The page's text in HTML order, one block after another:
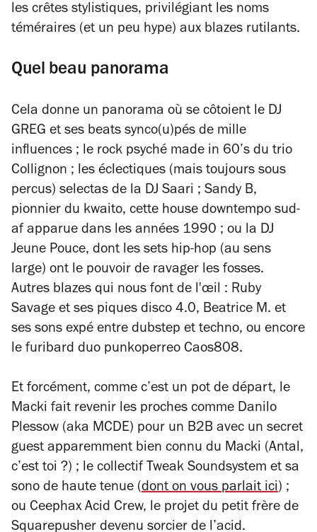
les crêtes stylistiques, privilégiant les noms
téméraires (et un peu hype) aux blazes rutilants.
Quel beau panorama
Cela donne un panorama où se côtoient le DJ
GREG et ses beats synco(u)pés de mille
influences ; le rock psyché made in 60’s du trio
Collignon ; les éclectiques (mais toujours sous
percus) selectas de la DJ Saari ; Sandy B,
pionnier du kwaito, cette house downtempo sud-
af apparue dans les années 1990 ; ou la DJ
Jeune Pouce, dont les sets hip-hop (au sens
large) ont le pouvoir de ravager les fosses.
Autres blazes qui nous font de l'œil : Ruby
Savage et ses piques disco 4.0, Beatrice M. et
ses sons expé entre dubstep et techno, ou encore
le furibard duo punkoperreo Caos808.
Et forcément, comme c’est un pot de départ, le
Macki fait revenir les proches comme Danilo
Plessow (aka MCDE) pour un B2B avec un secret
guest apparemment bien connu du Macki (Antal,
c’est toi ?) ; le collectif Tweak Soundsystem et sa
sono de haute tenue (dont on vous parlait ici) ;
ou Ceephax Acid Crew, le projet du petit frère de
Squarepusher devenu sorcier de l’acid.